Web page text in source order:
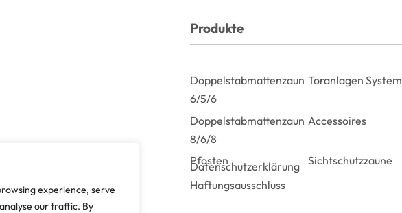
experience, serve
our traffic. By
Produkte
Doppelstabmattenzaun
6/5/6
Toranlagen System
Doppelstabmattenzaun
8/6/8
Accessoires
Pfosten Sichtschutzzaune
Datenschutzerklärung
Haftungsausschluss